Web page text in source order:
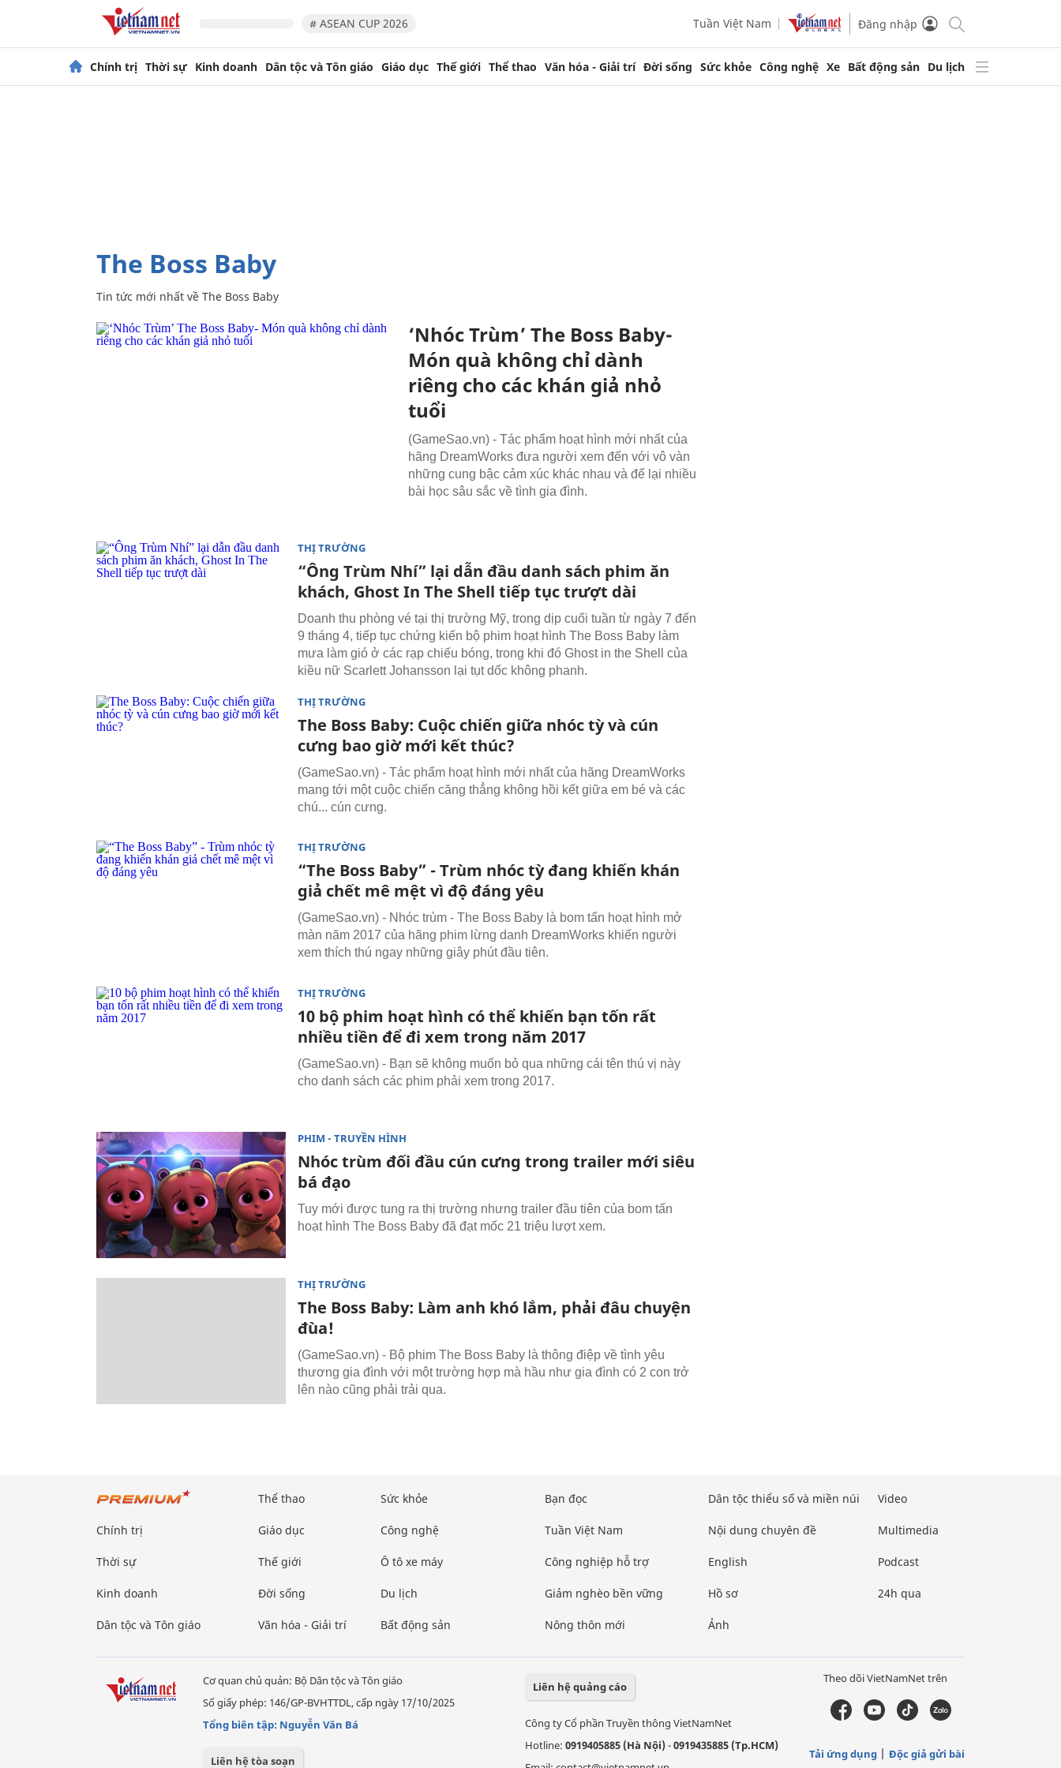
# ASEAN CUP 2026 Tuần Việt Nam Đăng nhập
Chính trị Thời sự Kinh doanh Dân tộc và Tôn giáo Giáo dục Thế giới Thể thao Văn hóa - Giải trí Đời sống Sức khỏe Công nghệ Xe Bất động sản Du lịch
The Boss Baby
Tin tức mới nhất về The Boss Baby
‘Nhóc Trùm’ The Boss Baby-
Món quà không chỉ dành
riêng cho các khán giả nhỏ
tuổi
(GameSao.vn) - Tác phẩm hoạt hình mới nhất của
hãng DreamWorks đưa người xem đến với vô vàn
những cung bậc cảm xúc khác nhau và để lại nhiều
bài học sâu sắc về tình gia đình.
THỊ TRƯỜNG
“Ông Trùm Nhí” lại dẫn đầu danh sách phim ăn
khách, Ghost In The Shell tiếp tục trượt dài
Doanh thu phòng vé tại thị trường Mỹ, trong dịp cuối tuần từ ngày 7 đến
9 tháng 4, tiếp tục chứng kiến bộ phim hoạt hình The Boss Baby làm
mưa làm gió ở các rạp chiếu bóng, trong khi đó Ghost in the Shell của
kiều nữ Scarlett Johansson lại tụt dốc không phanh.
THỊ TRƯỜNG
The Boss Baby: Cuộc chiến giữa nhóc tỳ và cún
cưng bao giờ mới kết thúc?
(GameSao.vn) - Tác phẩm hoạt hình mới nhất của hãng DreamWorks
mang tới một cuộc chiến căng thẳng không hồi kết giữa em bé và các
chú... cún cưng.
THỊ TRƯỜNG
“The Boss Baby” - Trùm nhóc tỳ đang khiến khán
giả chết mê mệt vì độ đáng yêu
(GameSao.vn) - Nhóc trùm - The Boss Baby là bom tấn hoạt hình mở
màn năm 2017 của hãng phim lừng danh DreamWorks khiến người
xem thích thú ngay những giây phút đầu tiên.
THỊ TRƯỜNG
10 bộ phim hoạt hình có thể khiến bạn tốn rất
nhiều tiền để đi xem trong năm 2017
(GameSao.vn) - Bạn sẽ không muốn bỏ qua những cái tên thú vị này
cho danh sách các phim phải xem trong 2017.
PHIM - TRUYỀN HÌNH
Nhóc trùm đối đầu cún cưng trong trailer mới siêu
bá đạo
Tuy mới được tung ra thị trường nhưng trailer đầu tiên của bom tấn
hoạt hình The Boss Baby đã đạt mốc 21 triệu lượt xem.
THỊ TRƯỜNG
The Boss Baby: Làm anh khó lắm, phải đâu chuyện
đùa!
(GameSao.vn) - Bộ phim The Boss Baby là thông điệp về tình yêu
thương gia đình với một trường hợp mà hầu như gia đình có 2 con trở
lên nào cũng phải trải qua.
Chính trị
Thời sự
Kinh doanh
Dân tộc và Tôn giáo
Thể thao
Giáo dục
Thế giới
Đời sống
Văn hóa - Giải trí
Sức khỏe
Công nghệ
Ô tô xe máy
Du lịch
Bất động sản
Bạn đọc
Tuần Việt Nam
Công nghiệp hỗ trợ
Giảm nghèo bền vững
Nông thôn mới
Dân tộc thiểu số và miền núi
Nội dung chuyên đề
English
Hồ sơ
Ảnh
Video
Multimedia
Podcast
24h qua
Cơ quan chủ quản: Bộ Dân tộc và Tôn giáo
Số giấy phép: 146/GP-BVHTTDL, cấp ngày 17/10/2025
Tổng biên tập: Nguyễn Văn Bá
Liên hệ tòa soạn
Liên hệ quảng cáo
Công ty Cổ phần Truyền thông VietNamNet
Hotline: 0919405885 (Hà Nội)-0919435885 (Tp.HCM)
Theo dõi VietNamNet trên
Tải ứng dụng Độc giả gửi bài